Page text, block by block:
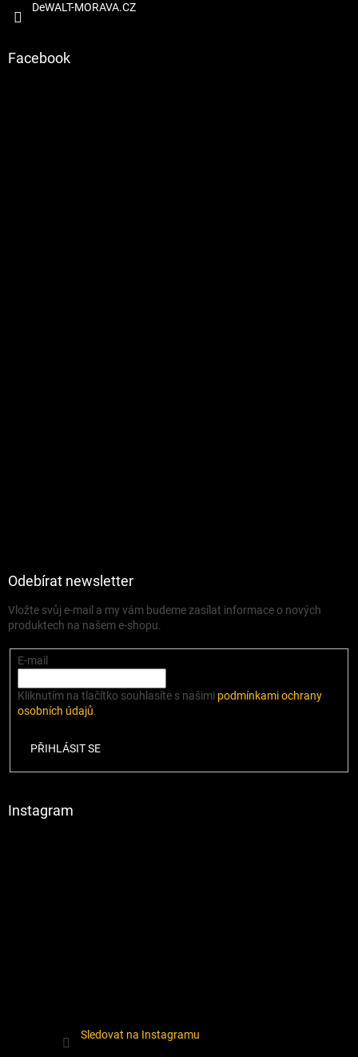
DeWALT-MORAVA.CZ
Facebook
Odebírat newsletter
Vložte svůj e-mail a my vám budeme zasílat informace o nových
produktech na našem e-shopu.
E-mail
Kliknutím na tlačítko souhlasíte s našimi podmínkami ochrany
osobních údajů.
PŘIHLÁSIT SE
Instagram
Sledovat na Instagramu